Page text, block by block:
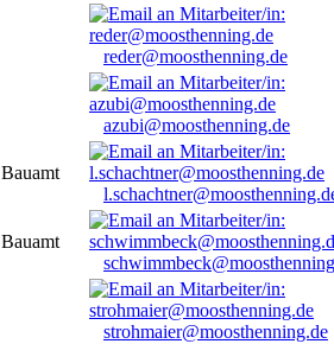
reder@moosthenning.de
azubi@moosthenning.de
Bauamt
Bauamt
strohmaier@moosthenning.de